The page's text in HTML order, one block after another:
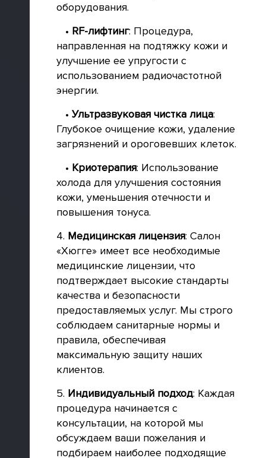
оборудования.
• RF-лифтинг: Процедура,
направленная на подтяжку кожи и
улучшение ее упругости с
использованием радиочастотной
энергии.
• Ультразвуковая чистка лица:
Глубокое очищение кожи, удаление
загрязнений и ороговевших клеток.
• Криотерапия: Использование
холода для улучшения состояния
кожи, уменьшения отечности и
повышения тонуса.
4. Медицинская лицензия: Салон
«Хюгге» имеет все необходимые
медицинские лицензии, что
подтверждает высокие стандарты
качества и безопасности
предоставляемых услуг. Мы строго
соблюдаем санитарные нормы и
правила, обеспечивая
максимальную защиту наших
клиентов.
5. Индивидуальный подход: Каждая
процедура начинается с
консультации, на которой мы
обсуждаем ваши пожелания и
подбираем наиболее подходящие